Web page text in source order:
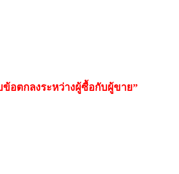
อตกลงระหว่างผู้ซื้อกับผู้ขาย”